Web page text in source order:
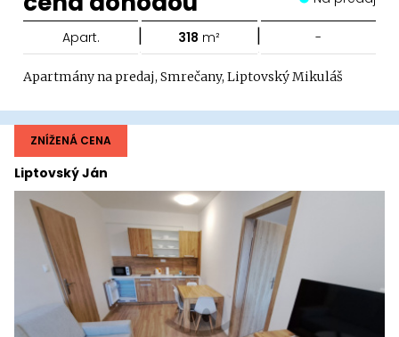
Apart. | 318 m² | -
Apartmány na predaj, Smrečany, Liptovský Mikuláš
Liptovský Ján
ZNÍŽENÁ CENA